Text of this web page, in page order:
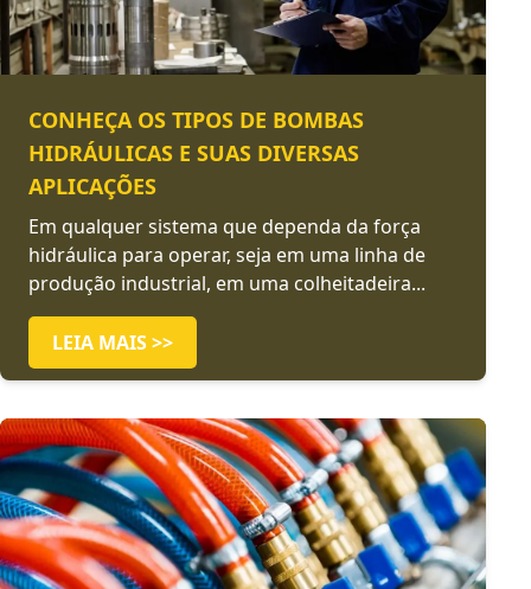
CONHEÇA OS TIPOS DE BOMBAS
HIDRÁULICAS E SUAS DIVERSAS
APLICAÇÕES
Em qualquer sistema que dependa da força
hidráulica para operar, seja em uma linha de
produção industrial, em uma colheitadeira...
LEIA MAIS >>